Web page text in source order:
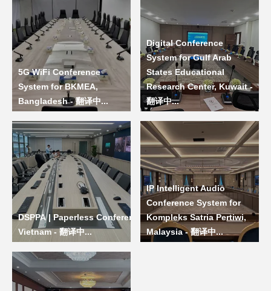
5G WiFi Conference
System for BKMEA,
Bangladesh - 翻译中...
Digital Conference
System for Gulf Arab
States Educational
Research Center, Kuwait -
翻译中...
DSPPA | Paperless Conference System for Viettel Network
Vietnam - 翻译中...
IP Intelligent Audio
Conference System for
Kompleks Satria Pertiwi,
Malaysia - 翻译中...